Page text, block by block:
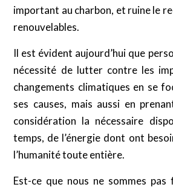
important au charbon, et ruine le
renouvelables.
Il est évident aujourd’hui que
nécessité de lutter contre les
changements climatiques en se
ses causes, mais aussi en
considération la nécessaire
temps, de l’énergie dont ont
l’humanité toute entière.
Est-ce que nous ne sommes pas